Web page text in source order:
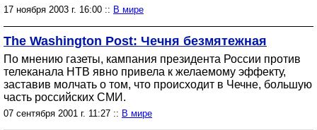
17 ноября 2003 г. 16:00 :: В мире
The Washington Post: Чечня безмятежная
По мнению газеты, кампания президента России против
телеканала НТВ явно привела к желаемому эффекту,
заставив молчать о том, что происходит в Чечне, большую
часть российских СМИ.
07 сентября 2001 г. 11:27 :: В мире